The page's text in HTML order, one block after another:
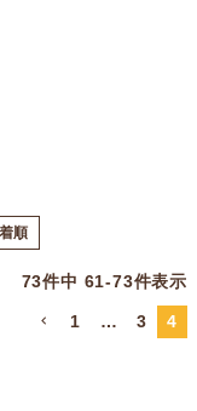
順
73件中 61-73件表示
1 … 3 4